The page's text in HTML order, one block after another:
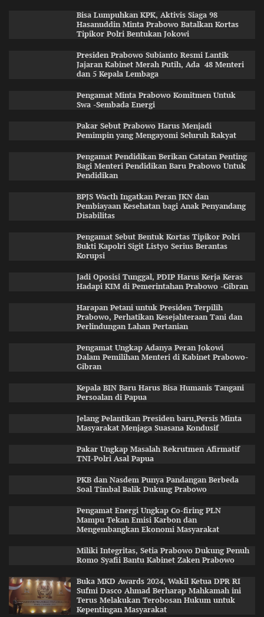
Bisa Lumpuhkan KPK, Aktivis Siaga 98
Hasanuddin Minta Prabowo Batalkan Kortas
Tipikor Polri Bentukan Jokowi
Presiden Prabowo Subianto Resmi Lantik
Jajaran Kabinet Merah Putih, Ada 48 Menteri
dan 5 Kepala Lembaga
Pengamat Minta Prabowo Komitmen Untuk
Swa -Sembada Energi
Pakar Sebut Prabowo Harus Menjadi
Pemimpin yang Mengayomi Seluruh Rakyat
Pengamat Pendidikan Berikan Catatan Penting
Bagi Menteri Pendidikan Baru Prabowo Untuk
Pendidikan
BPJS Wacth Ingatkan Peran JKN dan
Pembiayaan Kesehatan bagi Anak Penyandang
Disabilitas
Pengamat Sebut Bentuk Kortas Tipikor Polri
Bukti Kapolri Sigit Listyo Serius Berantas
Korupsi
Jadi Oposisi Tunggal, PDIP Harus Kerja Keras
Hadapi KIM di Pemerintahan Prabowo -Gibran
Harapan Petani untuk Presiden Terpilih
Prabowo, Perhatikan Kesejahteraan Tani dan
Perlindungan Lahan Pertanian
Pengamat Ungkap Adanya Peran Jokowi
Dalam Pemilihan Menteri di Kabinet Prabowo-
Gibran
Kepala BIN Baru Harus Bisa Humanis Tangani
Persoalan di Papua
Jelang Pelantikan Presiden baru,Persis Minta
Masyarakat Menjaga Suasana Kondusif
Pakar Ungkap Masalah Rekrutmen Afirmatif
TNI-Polri Asal Papua
PKB dan Nasdem Punya Pandangan Berbeda
Soal Timbal Balik Dukung Prabowo
Pengamat Energi Ungkap Co-firing PLN
Mampu Tekan Emisi Karbon dan
Mengembangkan Ekonomi Masyarakat
Miliki Integritas, Setia Prabowo Dukung Penuh
Romo Syafii Bantu Kabinet Zaken Prabowo
Buka MKD Awards 2024, Wakil Ketua DPR RI
Sufmi Dasco Ahmad Berharap Mahkamah ini
Terus Melakukan Terobosan Hukum untuk
Kepentingan Masyarakat